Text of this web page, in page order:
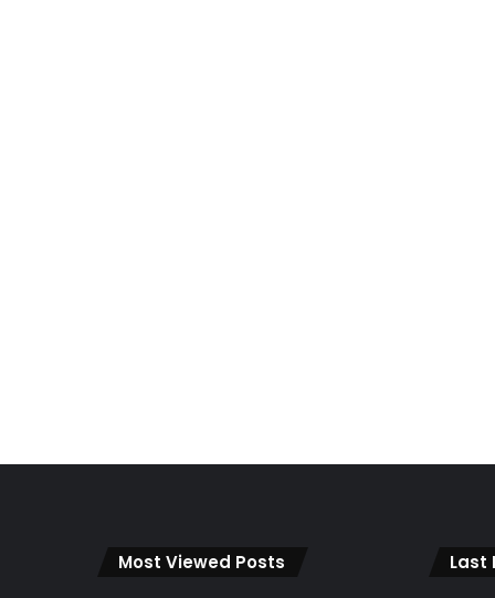
Most Viewed Posts Last